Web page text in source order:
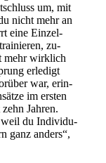
um, mit
nicht mehr an
ei­ne Ein­zel­
trai­nie­ren, zu­
mehr wirk­lich
er­le­digt
war, er­in­
im ers­ten
Jah­ren.
weil du In­di­vi­du­
ganz an­ders“,